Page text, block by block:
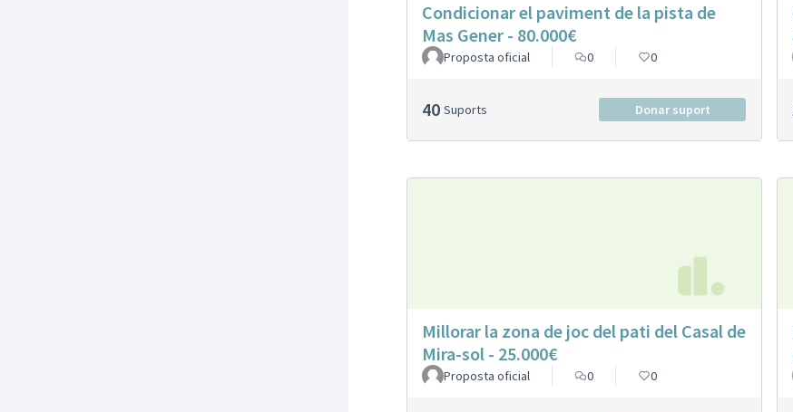
Condicionar el paviment de la pista de
Mas Gener - 80.000€
Proposta oficial 0 0
40 Suports Donar suport
Millorar la zona de joc del pati del Casal de
Mira-sol - 25.000€
Proposta oficial 0 0